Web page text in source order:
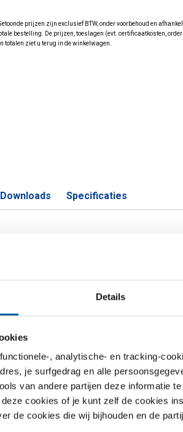
Details
, analytische- en tracking-
je surfgedrag en alle
van andere partijen deze informatie
cookies of je kunt zelf de cookies
de cookies die wij bijhouden en de
prijzen zijn exclusief BTW, onder voorbehoud en
bestelling. De prijzen, toeslagen (evt. certificaatkosten,
totalen ziet u terug in de winkelwagen.
Downloads Specificaties
blank passing h11
6 ca 3 mtr passing h11
8 ca 3 mtr passing h11
10 ca 3 mtr passing h11
12 ca 3 mtr passing h11